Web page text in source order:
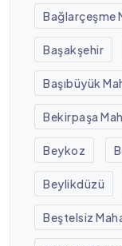
Bağlarçeşme
Başakşehir
Başıbüyük
Bekirpaşa
Beykoz
Beylikdüzü
Beştelsiz